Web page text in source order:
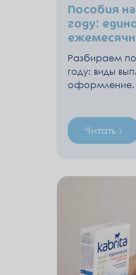
Пособия
году:
Разбираем
году: виды
оформление.
Читать ›